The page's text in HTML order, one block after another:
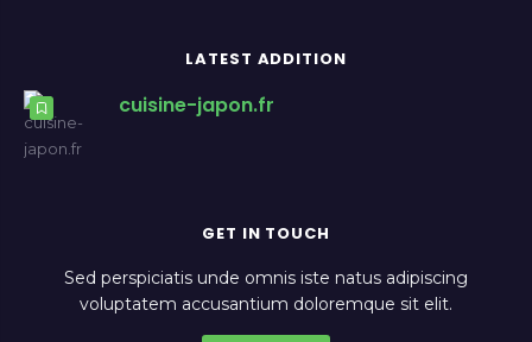
LATEST ADDITION
cuisine-japon.fr
GET IN TOUCH
Sed perspiciatis unde omnis iste natus adipiscing
voluptatem accusantium doloremque sit elit.